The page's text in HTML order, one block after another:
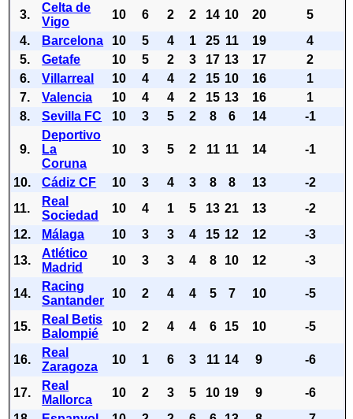
3.
Celta de
Vigo
10 6 2 2 14 10 20
5
4.
Barcelona 10 5 4 1 25 11 19
4
5.
Getafe 10 5 2 3 17 13 17
2
6.
Villarreal 10 4 4 2 15 10 16
1
7.
Valencia 10 4 4 2 15 13 16
1
8.
Sevilla FC 10 3 5 2 8 6 14 -1
9.
Deportivo
La
Coruna
10 3 5 2 11 11 14 -1
10. Cádiz CF 10 3 4 3 8 8 13
-2
11.
Real
Sociedad
10 4 1 5 13 21 13
-2
12.
Málaga 10 3 3 4 15 12 12
-3
13.
Atlético
Madrid
10 3 3 4 8 10 12 -3
14.
Racing
Santander
10 2 4 4 5 7 10 -5
15.
Real Betis
Balompié
10 2 4 4 6 15 10 -5
16.
Real
Zaragoza
10 1 6 3 11 14 9 -6
17.
Real
Mallorca
10 2 3 5 10 19 9
-6